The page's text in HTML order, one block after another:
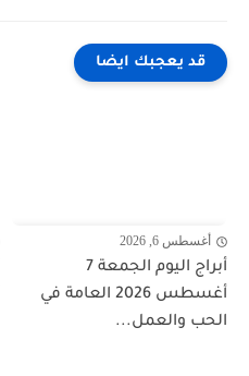
قد يعجبك ايضا
أغسطس 6, 2026
أبراج اليوم الجمعة 7
أغسطس 2026 العامة في
الحب والعمل...